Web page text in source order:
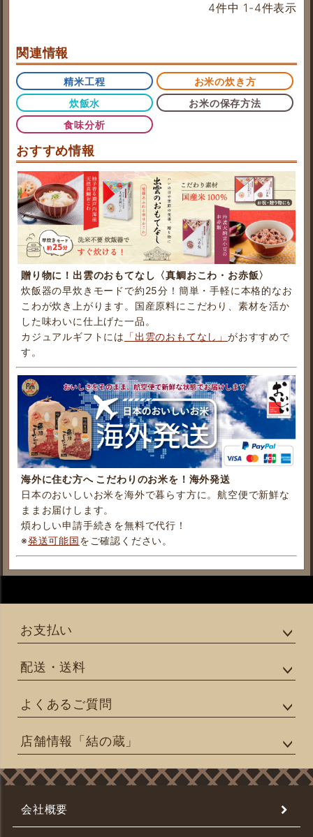
4件中 1 -4件表示
関連情報
精米工程
お米の炊き方
炊飯水
お米の保存方法
食味分析
おすすめ情報
贈り物に！出雲のおもてなし〈真鯛おこわ・お赤飯〉
炊飯器の早炊きモードで約25分！簡単・手軽に本格的なお
こわが炊き上がります。国産原料にこだわり、素材を活か
した味わいに仕上げた一品。
カジュアルギフトには 「出雲のおもてなし」がおすすめで
す。
海外に住む方へ こだわりのお米を！海外発送
日本のおいしいお米を海外で暮らす方に。航空便で新鮮な
ままお届けします。
煩わしい申請手続きを無料で代行！
※発送可能国をご確認ください。
お支払い
配送・送料
よくあるご質問
店舗情報「結の蔵」
会社概要